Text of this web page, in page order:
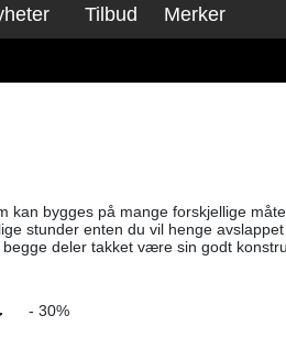
Tilbud Merker
kan bygges på mange forskjellige
stunder enten du vil henge
deler takket være sin godt
og
- 30%